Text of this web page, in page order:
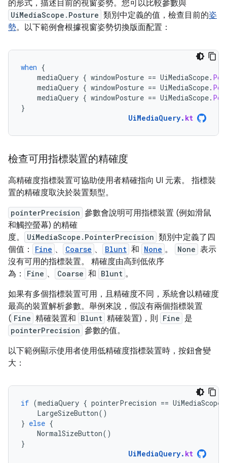
的形式，描述目前的視窗姿勢。您可以比較參數與
UiMediaScope.Posture 類別中定義的值，檢查目前的姿
勢。以下範例會根據視窗姿勢切換版面配置：
when {
mediaQuery { windowPosture == UiMediaScope.
mediaQuery { windowPosture == UiMediaScope.
mediaQuery { windowPosture == UiMediaScope.
}
UiMediaQuery. kt
檢查可用指標裝置的精確度
高精確度指標裝置可協助使用者精確指向 UI 元素。 指標裝
置的精確度取決於裝置類型。
pointerPrecision 參數會說明可用指標裝置 (例如滑鼠
和觸控螢幕) 的精確
度。
UiMediaScope.PointerPrecision 類別中定義了四
個值：
Fine 、 Coarse 、 Blunt 和 None 。 None 表示
沒有可用的指標裝置。 精確度由高到低依序
為：
Fine 、 Coarse 和 Blunt 。
如果有多個指標裝置可用，且精確度不同，系統會以精確度
最高的裝置解析參數。舉例來說，假設有兩個指標裝置
( Fine 精確裝置和 Blunt 精確裝置)，則 Fine 是
pointerPrecision 參數的值。
以下範例顯示使用者使用低精確度指標裝置時，按鈕會變
大：
if (mediaQuery { pointerPrecision == UiMediaScope
LargeSizeButton()
} else {
NormalSizeButton()
}
UiMediaQuery. kt